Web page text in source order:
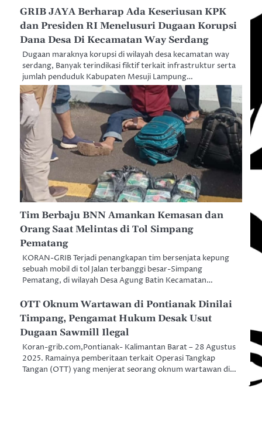
GRIB JAYA Berharap Ada Keseriusan KPK
dan Presiden RI Menelusuri Dugaan Korupsi
Dana Desa Di Kecamatan Way Serdang
Dugaan maraknya korupsi di wilayah desa kecamatan way
serdang, Banyak terindikasi fiktif terkait infrastruktur serta
jumlah penduduk Kabupaten Mesuji Lampung…
Tim Berbaju BNN Amankan Kemasan dan
Orang Saat Melintas di Tol Simpang
Pematang
KORAN-GRIB Terjadi penangkapan tim bersenjata kepung
sebuah mobil di tol Jalan terbanggi besar-Simpang
Pematang, di wilayah Desa Agung Batin Kecamatan…
OTT Oknum Wartawan di Pontianak Dinilai
Timpang, Pengamat Hukum Desak Usut
Dugaan Sawmill Ilegal
Koran-grib.com,Pontianak- Kalimantan Barat – 28 Agustus
2025. Ramainya pemberitaan terkait Operasi Tangkap
Tangan (OTT) yang menjerat seorang oknum wartawan di…